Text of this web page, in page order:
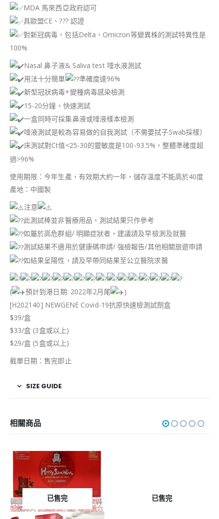
MDA 馬來西亞政府認可
具歐盟CE、??? 認證
對新冠病毒，包括Delta、Omicron等變異株的測試特異性是
100%
Nasal 鼻子液& Saliva test 唾水液測試
用法十分簡單
準確度達96%
新型冠狀病毒+變種病毒感染檢測​
15-20分鐘，快速測試​
一盒同時可採集鼻液或唾液樣本檢測 ​
唾液測試是較為容易做的自我測試（不需要拭子Swab採樣）
床測試對Ct值<25-30的靈敏度是100-93.5%，整體準確度超
過>96%
使用期限：今年生產，有效期大約一年，儲存溫度不能高於40度
產地：中國製
注意
此測試棒並非醫療用品，測試結果只作參考
如屬於高危群組/ 明顯症狀者，建議請及早檢測及就醫
測試結果不適用於健康碼申請/ 強檢報告/其他相關旅遊申請
如結果呈陽性，請及早帶同結果至公立醫院求醫
( 預計到港日期: 2022年2月尾
)
[H202140] NEWGENE Covid-19抗原快速檢測試劑盒
$39/盒
$33/盒 (3盒或以上)
$29/盒 (5盒或以上)
截單日期：售完即止
SIZE GUIDE
相關商品
已售完 已售完